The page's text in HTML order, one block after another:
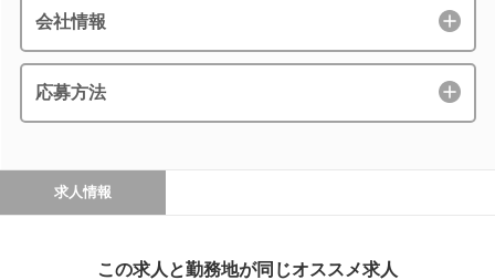
会社情報
応募方法
求人情報
この求人と勤務地が同じオススメ求人